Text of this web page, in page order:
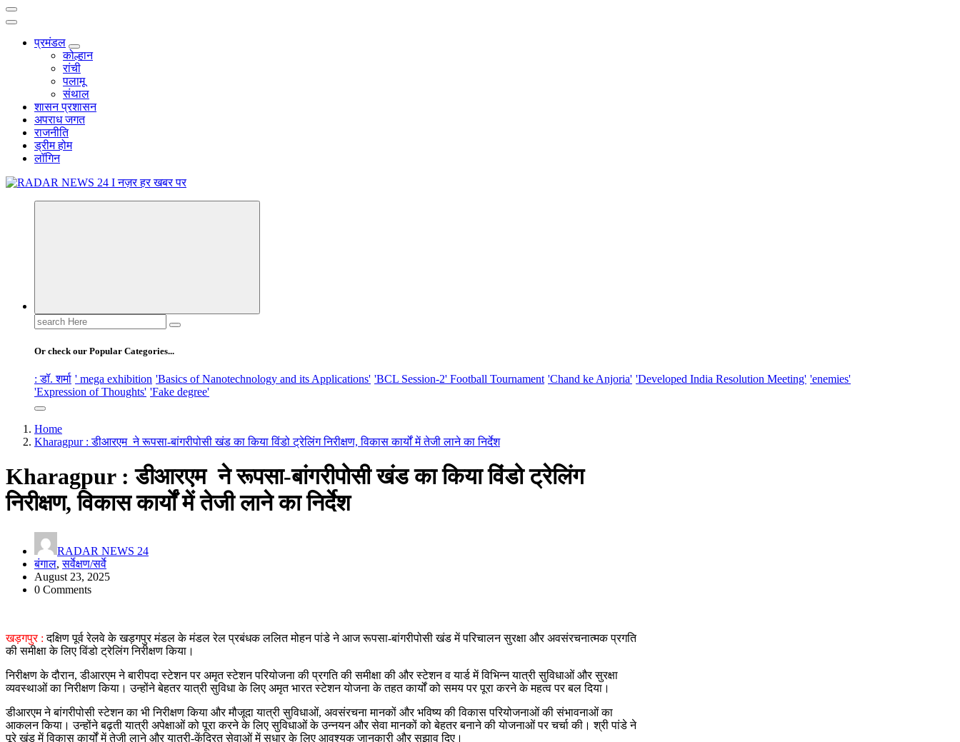
प्रमंडल
कोल्हान
रांची
पलामू
संथाल
शासन प्रशासन
अपराध जगत
राजनीति
ड्रीम होम
लॉगिन
Search
for:
Or check our Popular Categories...
: डॉ. शर्मा ' mega exhibition 'Basics of Nanotechnology and its Applications' 'BCL Session-2' Football Tournament 'Chand ke Anjoria' 'Developed India Resolution Meeting' 'enemies'
'Expression of Thoughts' 'Fake degree'
Home
Kharagpur : डीआरएम ने रूपसा-बांगरीपोसी खंड का किया विंडो ट्रेलिंग निरीक्षण, विकास कार्यों में तेजी लाने का निर्देश
Kharagpur : डीआरएम ने रूपसा-बांगरीपोसी खंड का किया विंडो ट्रेलिंग
निरीक्षण, विकास कार्यों में तेजी लाने का निर्देश
RADAR NEWS 24
बंगाल,सर्वेक्षण/सर्वे
August 23, 2025
0 Comments
खड़गपुर : दक्षिण पूर्व रेलवे के खड़गपुर मंडल के मंडल रेल प्रबंधक ललित मोहन पांडे ने आज रूपसा-बांगरीपोसी खंड में परिचालन सुरक्षा और अवसंरचनात्मक प्रगति
की समीक्षा के लिए विंडो ट्रेलिंग निरीक्षण किया।
निरीक्षण के दौरान, डीआरएम ने बारीपदा स्टेशन पर अमृत स्टेशन परियोजना की प्रगति की समीक्षा की और स्टेशन व यार्ड में विभिन्न यात्री सुविधाओं और सुरक्षा
व्यवस्थाओं का निरीक्षण किया। उन्होंने बेहतर यात्री सुविधा के लिए अमृत भारत स्टेशन योजना के तहत कार्यों को समय पर पूरा करने के महत्व पर बल दिया।
डीआरएम ने बांगरीपोसी स्टेशन का भी निरीक्षण किया और मौजूदा यात्री सुविधाओं, अवसंरचना मानकों और भविष्य की विकास परियोजनाओं की संभावनाओं का
आकलन किया। उन्होंने बढ़ती यात्री अपेक्षाओं को पूरा करने के लिए सुविधाओं के उन्नयन और सेवा मानकों को बेहतर बनाने की योजनाओं पर चर्चा की। श्री पांडे ने
पूरे खंड में विकास कार्यों में तेजी लाने और यात्री-केंद्रित सेवाओं में सुधार के लिए आवश्यक जानकारी और सुझाव दिए।